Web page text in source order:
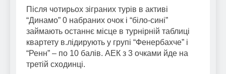
Після чотирьох зіграних турів в активі
“Динамо” 0 набраних очок і “біло-сині”
займають останнє місце в турнірній таблиці
квартету в.лідирують у групі “Фенербахче” і
“Ренн” – по 10 балів. АЕК з 3 очками йде на
третій сходинці.